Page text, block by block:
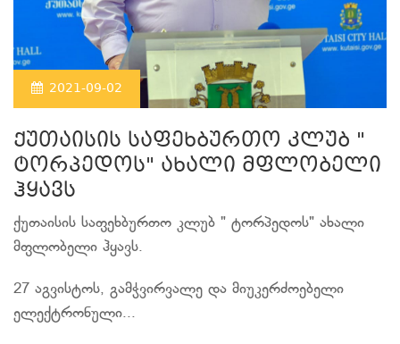
2021-09-02
ქუთაისის საფეხბურთო კლუბ "
ტორპედოს" ახალი მფლობელი
ჰყავს
ქუთაისის საფეხბურთო კლუბ " ტორპედოს" ახალი
მფლობელი ჰყავს.
27 აგვისტოს, გამჭვირვალე და მიუკერძოებელი
ელექტრონული...